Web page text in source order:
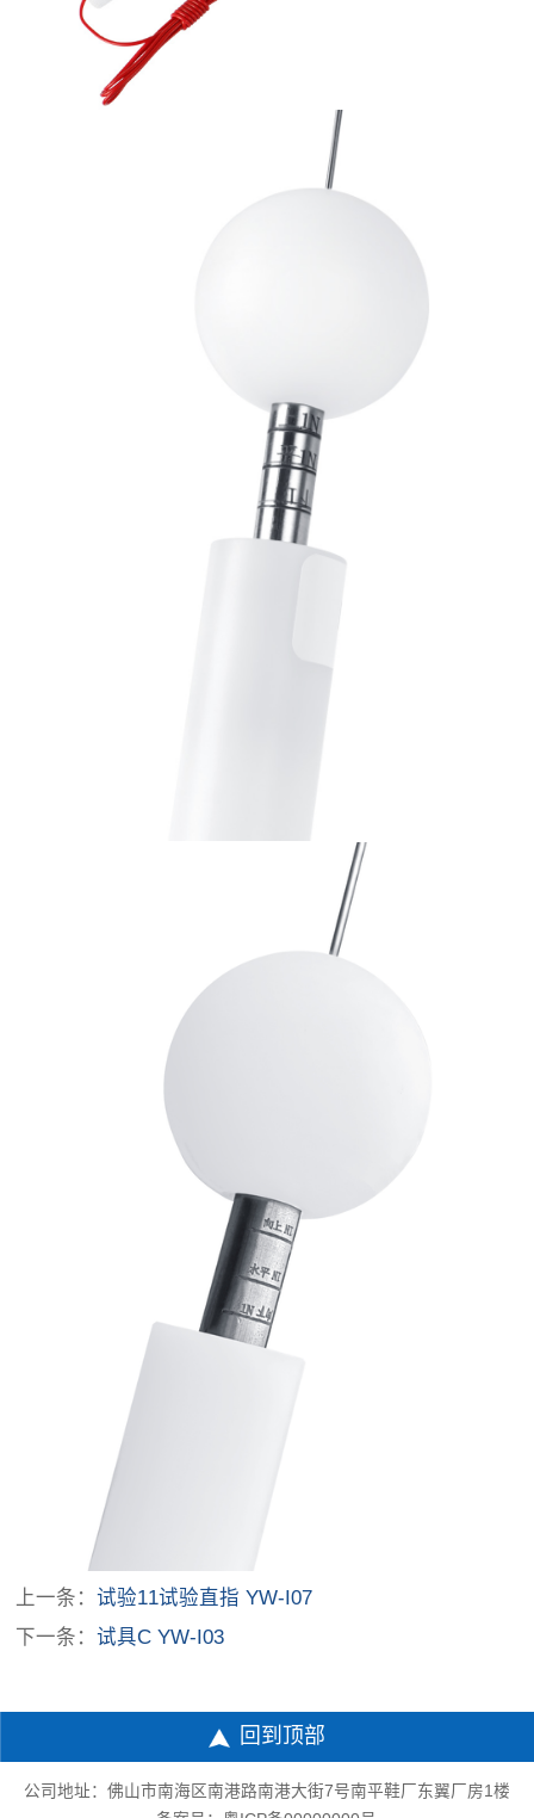
上一条：试验11试验直指 YW-I07
下一条：试具C YW-I03
回到顶部
公司地址：佛山市南海区南港路南港大街7号南平鞋厂东翼厂房1楼